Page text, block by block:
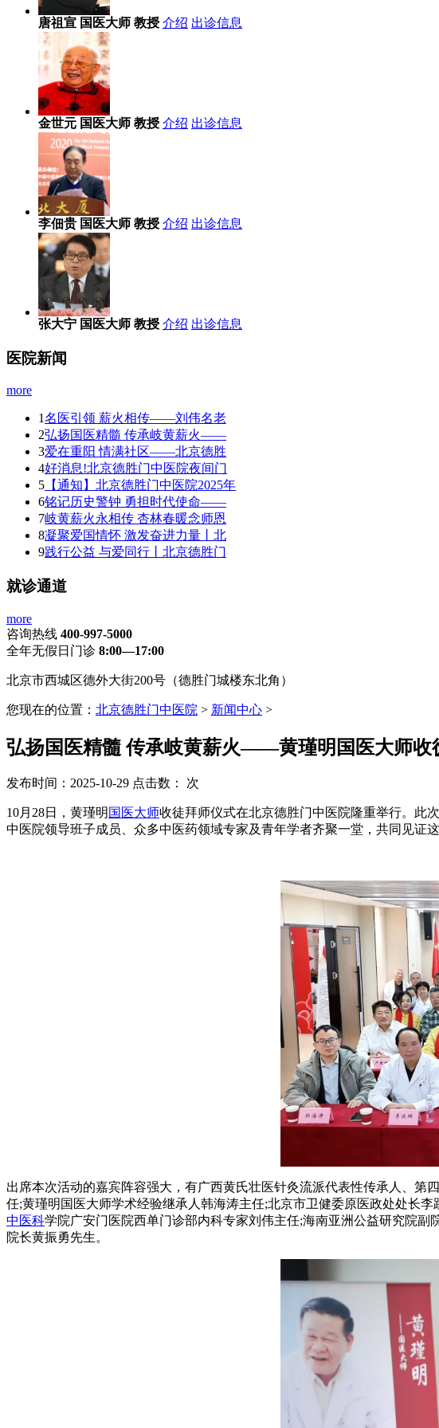
唐祖宣 国医大师 教授 介绍 出诊信息
金世元 国医大师 教授 介绍 出诊信息
李佃贵 国医大师 教授 介绍 出诊信息
张大宁 国医大师 教授 介绍 出诊信息
医院新闻
more
1名医引领 薪火相传——刘伟名老
2弘扬国医精髓 传承岐黄薪火——
3爱在重阳 情满社区——北京德胜
4好消息!北京德胜门中医院夜间门
5 【通知】北京德胜门中医院2025年
6铭记历史警钟 勇担时代使命——
7岐黄薪火永相传 杏林春暖念师恩
8凝聚爱国情怀 激发奋进力量丨北
9践行公益 与爱同行丨北京德胜门
就诊通道
more
咨询热线 400-997-5000
全年无假日门诊 8:00—17:00
北京市西城区德外大街200号（德胜门城楼东北角）
您现在的位置： 北京德胜门中医院 > 新闻中心 >
弘扬国医精髓 传承岐黄薪火——黄瑾明国医大师收
发布时间：2025-10-29 点击数： 次
10月28日，黄瑾明 国医大师收徒拜师仪式在北京德胜门中医院隆重举行。此
中医院领导班子成员、众多中医药领域专家及青年学者齐聚一堂，共同见证
出席本次活动的嘉宾阵容强大，有广西黄氏壮医针灸流派代表性传承人、
任;黄瑾明国医大师学术经验继承人韩海涛主任;北京市卫健委原医政处处长
中医科学院广安门医院西单门诊部内科专家刘伟主任;海南亚洲公益研究院
院长黄振勇先生。